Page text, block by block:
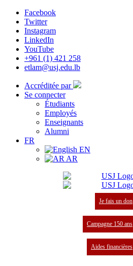
Facebook
Twitter
Instagram
LinkedIn
YouTube
+961 (1) 421 258
etlam@usj.edu.lb
Accréditée par
Se connecter
Étudiants
Employés
Enseignants
Alumni
FR
EN
AR
Je fais un don
Campagne 150 ans
Aides financières